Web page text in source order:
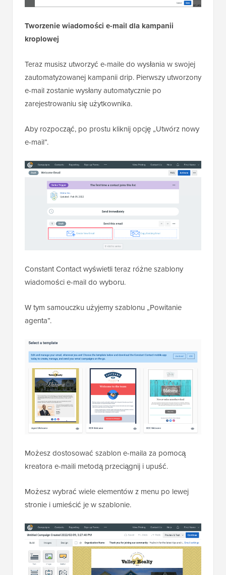
Tworzenie wiadomości e-mail dla kampanii
kroplowej
Teraz musisz utworzyć e-maile do wysłania w swojej
zautomatyzowanej kampanii drip. Pierwszy utworzony
e-mail zostanie wysłany automatycznie po
zarejestrowaniu się użytkownika.
Aby rozpocząć, po prostu kliknij opcję „Utwórz nowy
e-mail”.
Constant Contact wyświetli teraz różne szablony
wiadomości e-mail do wyboru.
W tym samouczku użyjemy szablonu „Powitanie
agenta”.
Możesz dostosować szablon e-maila za pomocą
kreatora e-maili metodą przeciągnij i upuść.
Możesz wybrać wiele elementów z menu po lewej
stronie i umieścić je w szablonie.